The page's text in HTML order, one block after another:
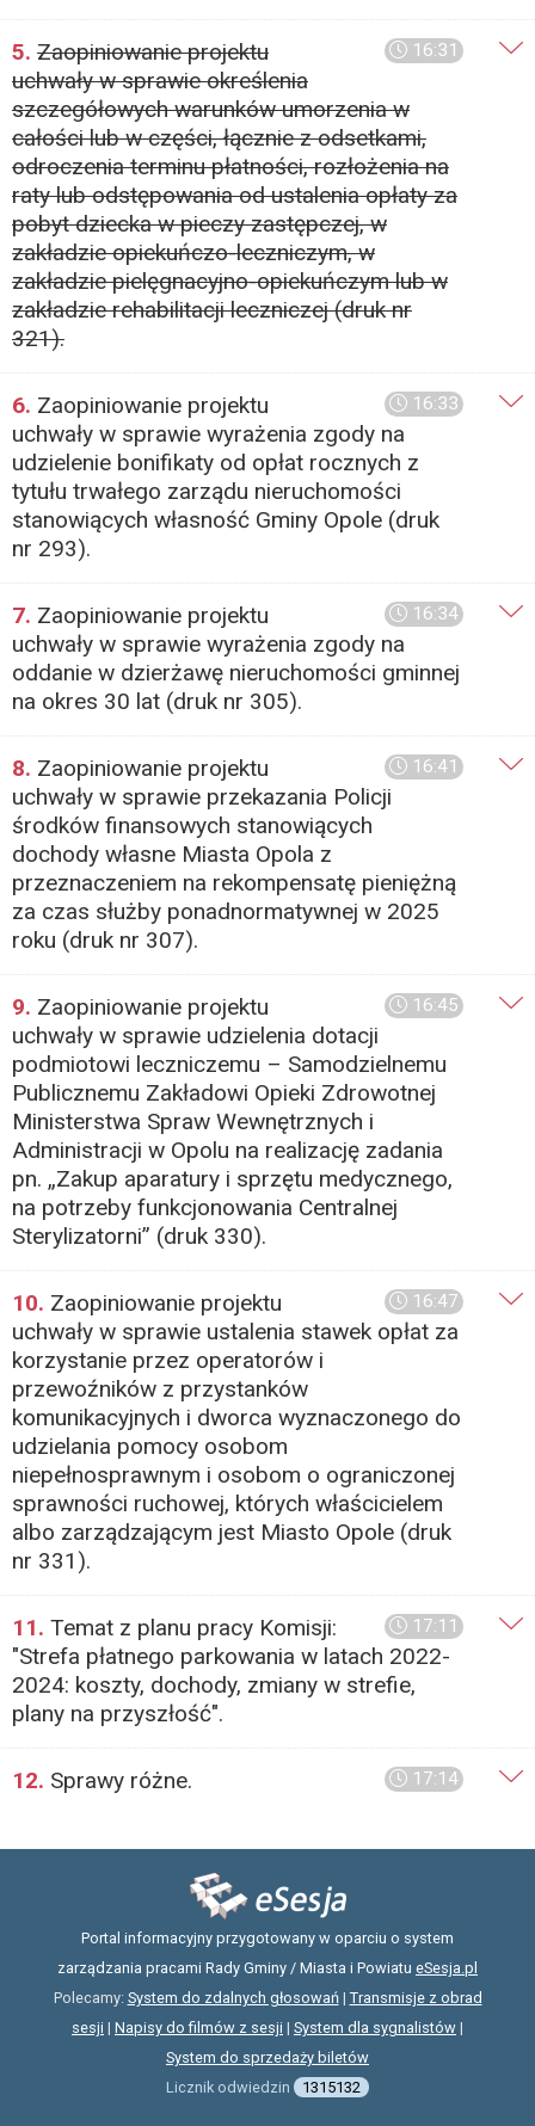
16:31
5. Zaopiniowanie projektu
uchwały w sprawie określenia
szczegółowych warunków umorzenia w
całości lub w części, łącznie z odsetkami,
odroczenia terminu płatności, rozłożenia na
raty lub odstępowania od ustalenia opłaty za
pobyt dziecka w pieczy zastępczej, w
zakładzie opiekuńczo-leczniczym, w
zakładzie pielęgnacyjno-opiekuńczym lub w
zakładzie rehabilitacji leczniczej (druk nr
321).
16:33
6. Zaopiniowanie projektu
uchwały w sprawie wyrażenia zgody na
udzielenie bonifikaty od opłat rocznych z
tytułu trwałego zarządu nieruchomości
stanowiących własność Gminy Opole (druk
nr 293).
16:34
7. Zaopiniowanie projektu
uchwały w sprawie wyrażenia zgody na
oddanie w dzierżawę nieruchomości gminnej
na okres 30 lat (druk nr 305).
16:41
8. Zaopiniowanie projektu
uchwały w sprawie przekazania Policji
środków finansowych stanowiących
dochody własne Miasta Opola z
przeznaczeniem na rekompensatę pieniężną
za czas służby ponadnormatywnej w 2025
roku (druk nr 307).
16:45
9. Zaopiniowanie projektu
uchwały w sprawie udzielenia dotacji
podmiotowi leczniczemu – Samodzielnemu
Publicznemu Zakładowi Opieki Zdrowotnej
Ministerstwa Spraw Wewnętrznych i
Administracji w Opolu na realizację zadania
pn. „Zakup aparatury i sprzętu medycznego,
na potrzeby funkcjonowania Centralnej
Sterylizatorni” (druk 330).
16:47
10. Zaopiniowanie projektu
uchwały w sprawie ustalenia stawek opłat za
korzystanie przez operatorów i
przewoźników z przystanków
komunikacyjnych i dworca wyznaczonego do
udzielania pomocy osobom
niepełnosprawnym i osobom o ograniczonej
sprawności ruchowej, których właścicielem
albo zarządzającym jest Miasto Opole (druk
nr 331).
17:11
11. Temat z planu pracy Komisji:
"Strefa płatnego parkowania w latach 2022-
2024: koszty, dochody, zmiany w strefie,
plany na przyszłość".
17:14
12. Sprawy różne.
Portal informacyjny przygotowany w oparciu o system
zarządzania pracami Rady Gminy / Miasta i Powiatu eSesja.pl
Polecamy: System do zdalnych głosowań| Transmisje z obrad
sesji | Napisy do filmów z sesji | System dla sygnalistów |
System do sprzedaży biletów
Licznik odwiedzin
1315132